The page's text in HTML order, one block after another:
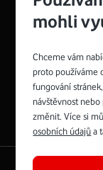
and
mohli
Chceme vám
proto používáme
fungování
návštěvnost
změnit. Více si
osobních údajůa